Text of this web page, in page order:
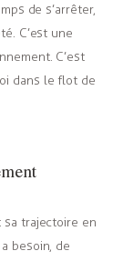
de s’arrêter,
C’est une
C’est
dans le flot de
trajectoire en
besoin, de